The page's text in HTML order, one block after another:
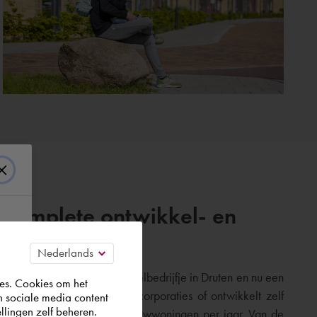
ontwikkel- en
in 1922 als klein metselbedrijfje in Druten en nu een
met gemeenten en corporaties of ontwikkelt zelf
voor zo’n 1500 nieuwbouwwoningen per jaar. Van de
Cookies om het
sociale media content
zelf beheren.